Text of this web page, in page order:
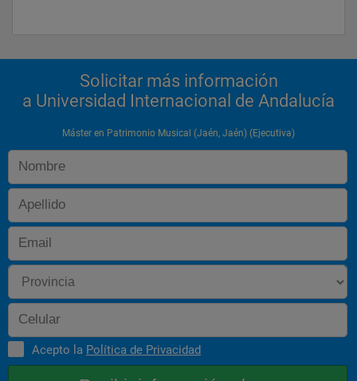
Solicitar más información
a Universidad Internacional de Andalucía
Máster en Patrimonio Musical (Jaén, Jaén) (Ejecutiva)
Acepto la Política de Privacidad